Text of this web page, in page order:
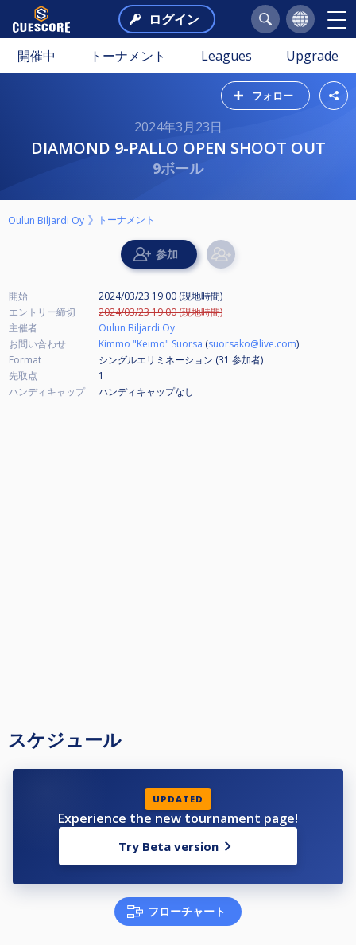
ログイン
開催中 トーナメント Leagues Upgrade
フォロー
2024年3月23日
DIAMOND 9-PALLO OPEN SHOOT OUT
9ボール
Oulun Biljardi Oy トーナメント
開始
2024/03/23 19:00 (現地時間)
エントリー締切
2024/03/23 19:00 (現地時間)
主催者
Oulun Biljardi Oy
お問い合わせ
Kimmo "Keimo" Suorsa (suorsako@live.com)
Format
シングルエリミネーション (31 参加者)
先取点
1
ハンディキャップ
ハンディキャップなし
スケジュール
UPDATED
Experience the new tournament page!
Try Beta version
フローチャート